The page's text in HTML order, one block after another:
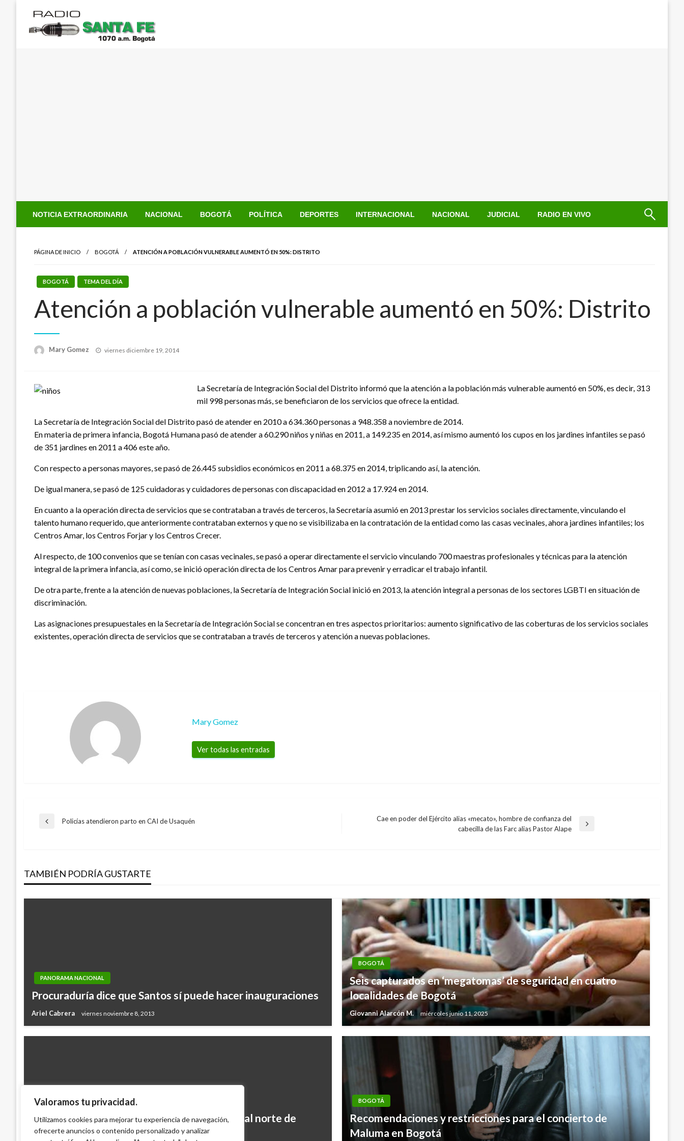
Valoramos tu privacidad.
Utilizamos cookies para mejorar tu experiencia de navegación,
ofrecerte anuncios o contenido personalizado y analizar
contenido
NOTICIA EXTRAORDINARIA NACIONAL BOGOTÁ POLÍTICA DEPORTES INTERNACIONAL NACIONAL JUDICIAL RADIO EN VIVO
PÁGINA DE INICIO BOGOTÁ ATENCIÓN A POBLACIÓN VULNERABLE AUMENTÓ EN 50%: DISTRITO
BOGOTÁ TEMA DEL DÍA
Atención a población vulnerable aumentó en 50%: Distrito
Mary Gomez
Publicado
viernes diciembre 19, 2014
La Secretaría de Integración Social del Distrito informó que la atención a la población más vulnerable aumentó en 50%, es decir, 313
mil 998 personas más, se beneficiaron de los servicios que ofrece la entidad.
La Secretaría de Integración Social del Distrito pasó de atender en 2010 a 634.360 personas a 948.358 a noviembre de 2014.
En materia de primera infancia, Bogotá Humana pasó de atender a 60.290 niños y niñas en 2011, a 149.235 en 2014, así mismo aumentó los cupos en los jardines infantiles se pasó
de 351 jardines en 2011 a 406 este año.
Con respecto a personas mayores, se pasó de 26.445 subsidios económicos en 2011 a 68.375 en 2014, triplicando así, la atención.
De igual manera, se pasó de 125 cuidadoras y cuidadores de personas con discapacidad en 2012 a 17.924 en 2014.
En cuanto a la operación directa de servicios que se contrataban a través de terceros, la Secretaría asumió en 2013 prestar los servicios sociales directamente, vinculando el
talento humano requerido, que anteriormente contrataban externos y que no se visibilizaba en la contratación de la entidad como las casas vecinales, ahora jardines infantiles; los
Centros Amar, los Centros Forjar y los Centros Crecer.
Al respecto, de 100 convenios que se tenían con casas vecinales, se pasó a operar directamente el servicio vinculando 700 maestras profesionales y técnicas para la atención
integral de la primera infancia, así como, se inició operación directa de los Centros Amar para prevenir y erradicar el trabajo infantil.
De otra parte, frente a la atención de nuevas poblaciones, la Secretaría de Integración Social inició en 2013, la atención integral a personas de los sectores LGBTI en situación de
discriminación.
Las asignaciones presupuestales en la Secretaría de Integración Social se concentran en tres aspectos prioritarios: aumento significativo de las coberturas de los servicios sociales
existentes, operación directa de servicios que se contrataban a través de terceros y atención a nuevas poblaciones.
Mary Gomez
Ver todas las entradas
Navegación
entradas
Entrada
Policías atendieron parto en CAI de Usaquén
Cae en poder del Ejército alias «mecato», hombre de confianza del
cabecilla de las Farc alias Pastor Alape
TAMBIÉN PODRÍA GUSTARTE
PANORAMA NACIONAL
Procuraduría dice que Santos sí puede hacer inauguraciones
Ariel Cabrera viernes noviembre 8, 2013
BOGOTÁ
Seis capturados en ‘megatomas’ de seguridad en cuatro
localidades de Bogotá
Giovanni Alarcón M. miércoles junio 11, 2025
BOGOTÁ
Pelea entre vecinos dejó un hombre muerto al norte de
Bogotá
BOGOTÁ
Recomendaciones y restricciones para el concierto de
Maluma en Bogotá